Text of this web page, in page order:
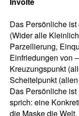
Das Persönliche
(Wider alle
Parzellierung,
Einfriedungen von
Kreuzungspunkt
Scheitelpunkt
Das Persönliche
sprich: eine
die Maske die